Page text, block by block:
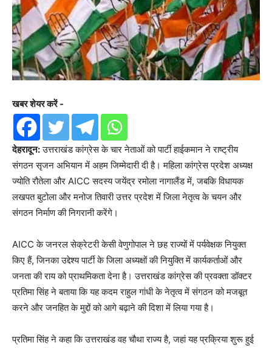
खबर शेयर करें -
देहरादून:उत्तराखंड कांग्रेस के चार नेताओं को पार्टी हाईकमान ने राष्ट्रीय
संगठन सृजन अभियान में अहम जिम्मेदारी दी है। महिला कांग्रेस प्रदेश अध्यक्ष
ज्योति रौतेला और AICC सदस्य जयेंद्र रमोला नागालैंड में, जबकि विधायक
लखपत बुटोला और मनोज तिवारी उत्तर प्रदेश में जिला नेतृत्व के चयन और
संगठन निर्माण की निगरानी करेंगे।
AICC के जनरल सेक्रेटरी केसी वेणुगोपाल ने छह राज्यों में पर्यवेक्षक नियुक्त
किए हैं, जिनका उद्देश्य पार्टी के जिला अध्यक्षों की नियुक्ति में कार्यकर्ताओं और
जनता की राय को प्राथमिकता देना है। उत्तराखंड कांग्रेस की प्रवक्ता डॉक्टर
प्रतिमा सिंह ने बताया कि यह कदम राहुल गांधी के नेतृत्व में संगठन को मजबूत
करने और जनहित के मुद्दों को आगे बढ़ाने की दिशा में लिया गया है।
प्रतिमा सिंह ने कहा कि उत्तराखंड वह चौथा राज्य है, जहां यह प्रक्रिया शुरू हुई